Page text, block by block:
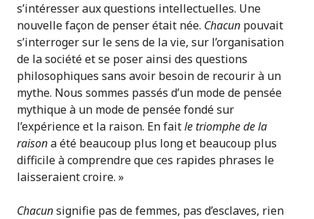
s’intéresser aux questions intellectuelles. Une
nouvelle façon de penser était née. Chacun pouvait
s’interroger sur le sens de la vie, sur l’organisation
de la société et se poser ainsi des questions
philosophiques sans avoir besoin de recourir à un
mythe. Nous sommes passés d’un mode de pensée
mythique à un mode de pensée fondé sur
l’expérience et la raison. En faitle triomphe de la
raisona été beaucoup plus long et beaucoup plus
difficile à comprendre que ces rapides phrases le
laisseraient croire. »
Chacunsignifie pas de femmes, pas d’esclaves, rien